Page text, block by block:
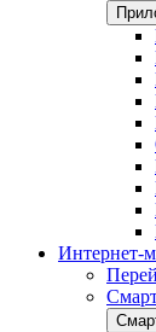
Интернет-